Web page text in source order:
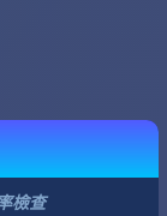
檢查